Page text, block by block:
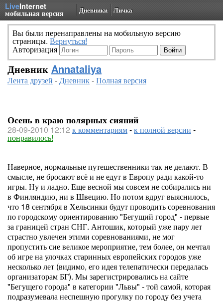
LiveInternet
мобильная версия Дневники Личка
Вы были перенаправлены на мобильную версию
страницы. Вернуться!
Авторизация
Дневник Annataliya
Лента друзей -Дневник-Полная версия
Осень в краю полярных сияний
28-09-2010 12:12 к комментариям-к полной версии -
понравилось!
Наверное, нормальные путешественники так не делают. В
смысле, не бросают всё и не едут в Европу ради какой-то
игры. Ну и ладно. Еще весной мы совсем не собирались ни
в Финляндию, ни в Швецию. Но потом вдруг выяснилось,
что 18 сентября в Хельсинки будут проводить соревнования
по городскому ориентированию "Бегущий город" - первые
за границей стран СНГ. Антошик, который уже пару лет
страстно увлечен этими соревнованиями, не мог
пропустить сие великое мероприятие, тем более, он мечтал
об игре на улочках старинных европейских городов уже
несколько лет (видимо, его идея телепатически передалась
организаторам БГ). Мы зарегистрировались на сайте
"Бегущего города" в категории "Львы" - той самой, которая
подразумевала неспешную прогулку по городу без учета